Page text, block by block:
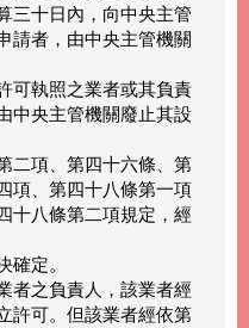
三十日內，向中央主管
請者，由中央主管機關
可執照之業者或其負責
中央主管機關廢止其設
二項、第四十六條、第
項、第四十八條第一項
十八條第二項規定，經
確定。
者之負責人，該業者經
許可。但該業者經依第